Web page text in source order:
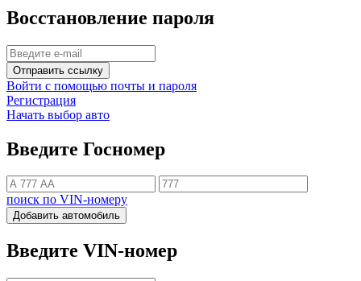
Восстановление пароля
Отправить ссылку
Войти с помощью почты и пароля
Регистрация
Начать выбор авто
Введите Госномер
поиск по VIN-номеру
Добавить автомобиль
Введите VIN-номер